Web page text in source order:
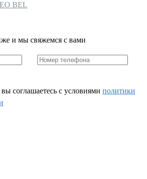
BEL
и мы свяжемся с вами
соглашаетесь c условиями политики